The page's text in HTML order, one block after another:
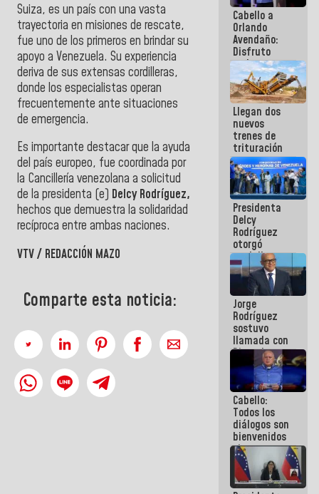
Suiza, es un país con una vasta
trayectoria en misiones de rescate,
fue uno de los primeros en brindar su
apoyo a Venezuela. Su experiencia
deriva de sus extensas cordilleras,
donde los especialistas operan
frecuentemente ante situaciones
de emergencia.
Es importante destacar que la ayuda
del país europeo, fue coordinada por
la Cancillería venezolana a solicitud
de la presidenta (e) Delcy Rodríguez,
hechos que demuestra la solidaridad
recíproca entre ambas naciones.
VTV / REDACCIÓN MAZO
Comparte esta noticia:
Cabello a
Orlando
Avendaño:
Disfruto
cada vez
que escribes
porque lo
que haces
es
embarrarla
Llegan dos
nuevos
trenes de
trituración
para
optimizar
manejo de
escombros
en La Guaira
Presidenta
Delcy
Rodríguez
otorgó
medalla
"Héroe de
Venezuela"
a servidores
públicos
Jorge
Rodríguez
sostuvo
llamada con
Dinorah
Figuera y
acuerdan
primer
encuentro
presencial
para el
diálogo
Cabello:
Todos los
diálogos son
bienvenidos
siempre que
estén en el
marco de la
Constitución